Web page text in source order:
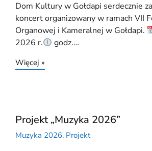
Dom Kultury w Gołdapi serdecznie
koncert organizowany w ramach VII
Organowej i Kameralnej w Gołdapi.
2026 r.
godz.…
Więcej »
Projekt „Muzyka 2026”
Muzyka 2026, Projekt